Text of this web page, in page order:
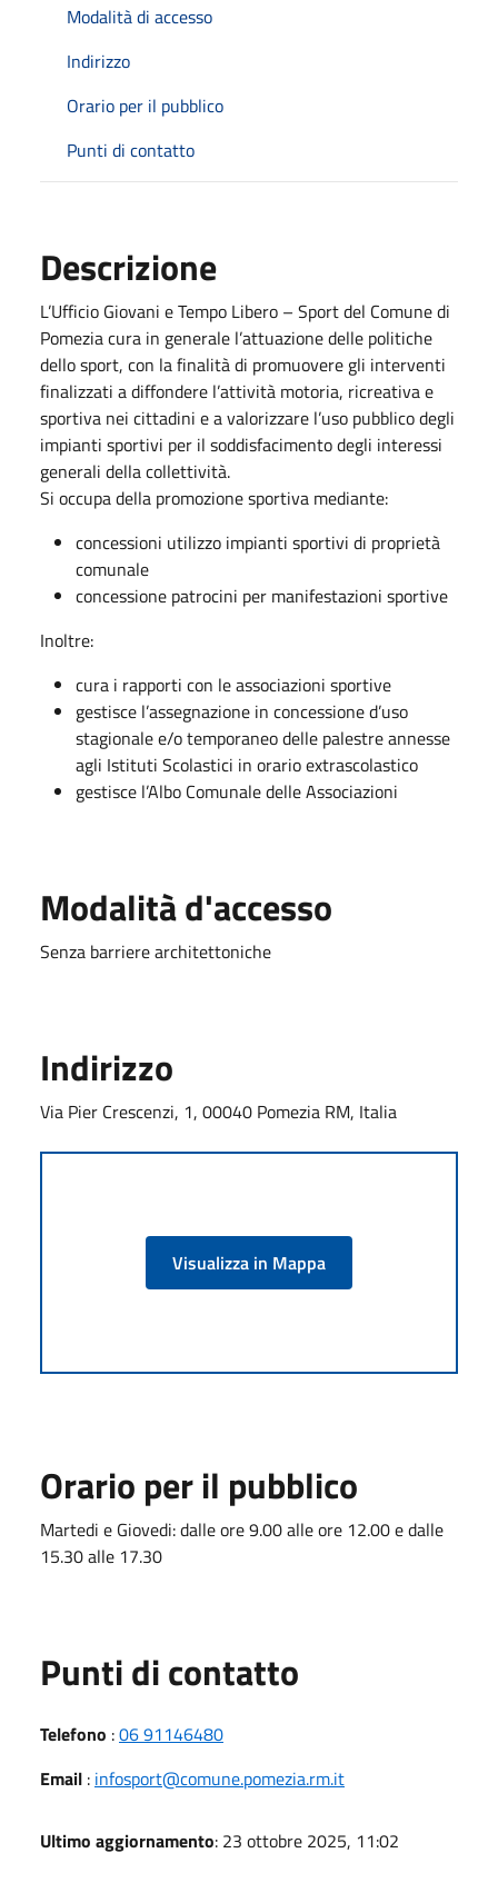
Modalità di accesso
Indirizzo
Orario per il pubblico
Punti di contatto
Descrizione
L’Ufficio Giovani e Tempo Libero – Sport del Comune di
Pomezia cura in generale l’attuazione delle politiche
dello sport, con la finalità di promuovere gli interventi
finalizzati a diffondere l’attività motoria, ricreativa e
sportiva nei cittadini e a valorizzare l’uso pubblico degli
impianti sportivi per il soddisfacimento degli interessi
generali della collettività.
Si occupa della promozione sportiva mediante:
concessioni utilizzo impianti sportivi di proprietà
comunale
concessione patrocini per manifestazioni sportive
Inoltre:
cura i rapporti con le associazioni sportive
gestisce l’assegnazione in concessione d’uso
stagionale e/o temporaneo delle palestre annesse
agli Istituti Scolastici in orario extrascolastico
gestisce l’Albo Comunale delle Associazioni
Modalità d'accesso
Senza barriere architettoniche
Indirizzo
Via Pier Crescenzi, 1, 00040 Pomezia RM, Italia
Visualizza in Mappa
Orario per il pubblico
Martedi e Giovedi: dalle ore 9.00 alle ore 12.00 e dalle
15.30 alle 17.30
Punti di contatto
Telefono :06 91146480
Email : infosport@comune.pomezia.rm.it
Ultimo aggiornamento: 23 ottobre 2025, 11:02